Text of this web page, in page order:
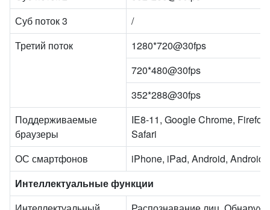
Суб поток 3
/
Третий поток
1280*720@30fps
720*480@30fps
352*288@30fps
Поддерживаемые
браузеры
IE8-11, Google Chrome, Firefox
Safari
ОС смартфонов
iPhone, iPad, Android, Android
Интеллектуальные функции